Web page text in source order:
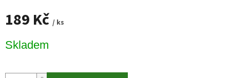
189 Kč / ks
cena:
Skladem